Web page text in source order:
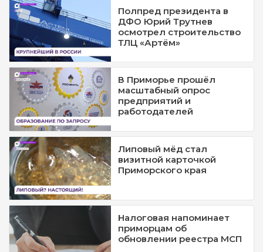
Полпред президента в
ДФО Юрий Трутнев
осмотрел строительство
ТЛЦ «Артём»
В Приморье прошёл
масштабный опрос
предприятий и
работодателей
Липовый мёд стал
визитной карточкой
Приморского края
Налоговая напоминает
приморцам об
обновлении реестра МСП